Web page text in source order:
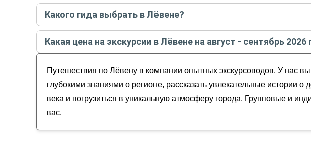
Самые популярные экскурсиив Лёвенев августе - сентябре 2026
Лёвен — хранящий дух Фландрии
Какого гида выбрать в Лёвене?
Лучшие гидыв Лёвенепо рейтингу и отзывам вавгусте 2026 года:
Татьяна
Какая цена на экскурсии в Лёвене на август - сентябрь 2026
Путешествия по Лёвену в компании опытных экскурсоводов. У нас
глубокими знаниями о регионе, рассказать увлекательные истории
века и погрузиться в уникальную атмосферу города. Групповые и
вас.